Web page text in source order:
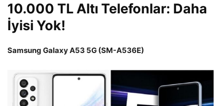
10.000 TL Altı Telefonlar: Daha
İyisi Yok!
Samsung Galaxy A53 5G (SM-A536E)